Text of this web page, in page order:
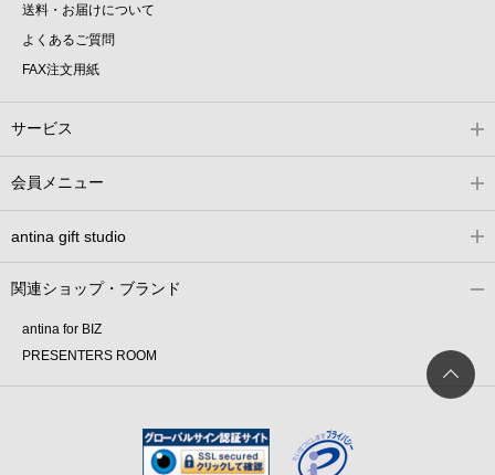
送料・お届けについて
よくあるご質問
FAX注文用紙
サービス
会員メニュー
antina gift studio
関連ショップ・ブランド
antina for BIZ
PRESENTERS ROOM